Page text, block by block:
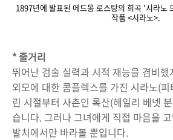
1897년에 발표된 에드몽 로스탕의 희곡 '시라노
작품 <시라노>.
* 줄거리
뛰어난 검술 실력과 시적 재능을 겸비했
외모에 대한 콤플렉스를 가진 시라노(
린 시절부터 사촌인 록산(헤일리 베넷
습니다. 그러나 그녀에게 직접 마음을
발치에서만 바라볼 뿐입니다.